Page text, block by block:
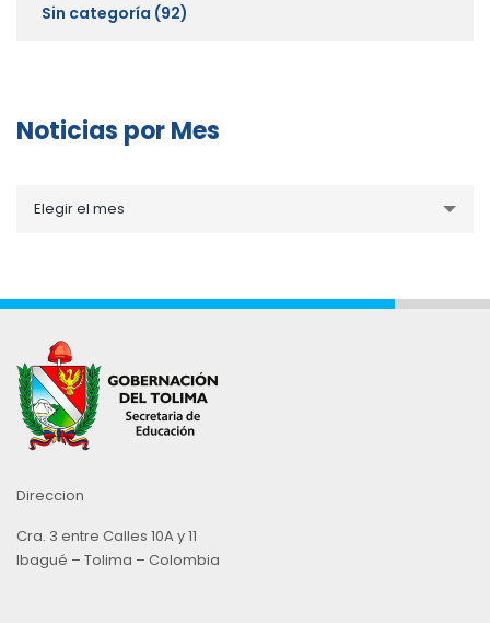
Sin categoría (92)
Noticias por Mes
porElegir el mes
Direccion
Cra. 3 entre Calles 10A y 11
Ibagué – Tolima – Colombia